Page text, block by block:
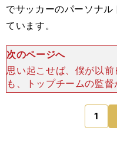
でサッカーのパーソナ
ています。
次のページへ
思い起こせば、僕が以
も、トップチームの監
「今日はセンターバッ
ます」と言って、各年
を集め
1